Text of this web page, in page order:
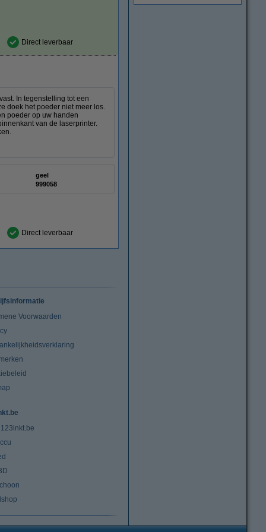
Direct leverbaar
In tegenstelling tot een
doek het poeder niet meer los.
poeder op uw handen
van de laserprinter.
geel
999058
Direct leverbaar
Voorwaarden